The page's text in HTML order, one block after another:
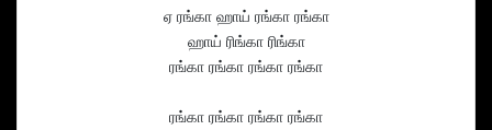
ஏ ரங்கா ஹாய் ரங்கா ரங்கா
ஹாய் ரிங்கா ரிங்கா
ரங்கா ரங்கா ரங்கா ரங்கா
ரங்கா ரங்கா ரங்கா ரங்கா